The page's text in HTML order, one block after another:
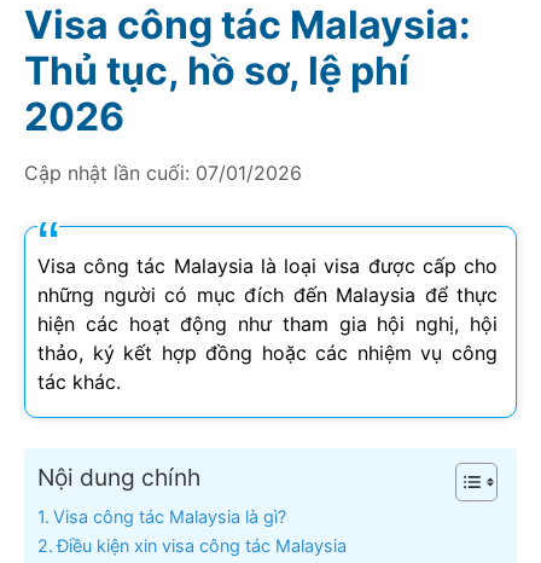
Visa công tác Malaysia:
Thủ tục, hồ sơ, lệ phí
2026
Cập nhật lần cuối: 07/01/2026
Visa công tác Malaysia là loại visa được cấp cho
những người có mục đích đến Malaysia để thực
hiện các hoạt động như tham gia hội nghị, hội
thảo, ký kết hợp đồng hoặc các nhiệm vụ công
tác khác.
Nội dung chính
Visa công tác Malaysia là gì?
Điều kiện xin visa công tác Malaysia